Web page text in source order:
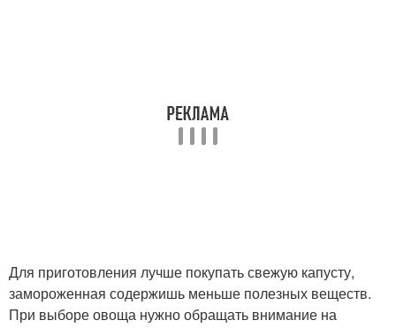
Для приготовления лучше покупать свежую капусту,
замороженная содержишь меньше полезных веществ.
При выборе овоща нужно обращать внимание на